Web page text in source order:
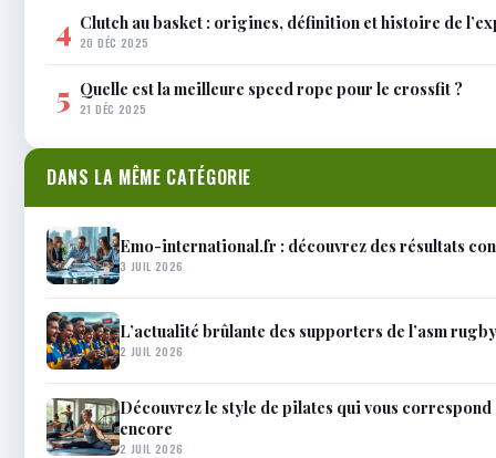
4 Clutch au basket : origines, définition et histoire de
20 DÉC 2025
5 Quelle est la meilleure speed rope pour le crossfit ?
21 DÉC 2025
DANS LA MÊME CATÉGORIE
Emo-international.fr : découvrez des résultats
3 JUIL 2026
L’actualité brûlante des supporters de l’asm
2 JUIL 2026
Découvrez le style de pilates qui vous
encore
2 JUIL 2026